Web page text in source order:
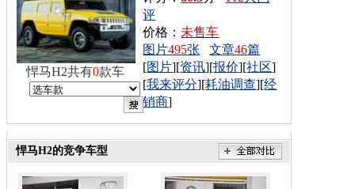
评
价格： 未售车
图片495张 文章46篇
[图片][资讯][报价][社区]
[我来评分][耗油调查][经
销商]
悍马H2共有0款车
悍马H2的竞争车型